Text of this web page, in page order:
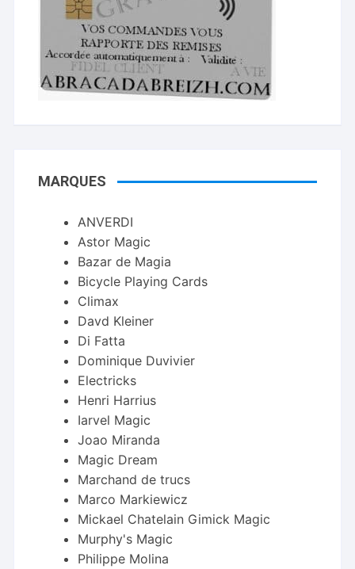
MARQUES
ANVERDI
Astor Magic
Bazar de Magia
Bicycle Playing Cards
Climax
Davd Kleiner
Di Fatta
Dominique Duvivier
Electricks
Henri Harrius
Iarvel Magic
Joao Miranda
Magic Dream
Marchand de trucs
Marco Markiewicz
Mickael Chatelain Gimick Magic
Murphy's Magic
Philippe Molina